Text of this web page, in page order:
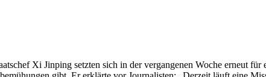
Xi Jinping setzten sich in der vergangenen Woche erneut